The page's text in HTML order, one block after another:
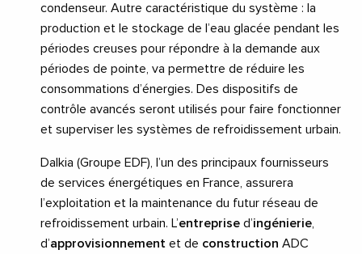
condenseur. Autre caractéristique du système : la
production et le stockage de l’eau glacée pendant les
périodes creuses pour répondre à la demande aux
périodes de pointe, va permettre de réduire les
consommations d’énergies. Des dispositifs de
contrôle avancés seront utilisés pour faire fonctionner
et superviser les systèmes de refroidissement urbain.
Dalkia (Groupe EDF), l’un des principaux fournisseurs
de services énergétiques en France, assurera
l’exploitation et la maintenance du futur réseau de
refroidissement urbain. L’entreprise d’ingénierie
d’approvisionnement et de construction ADC